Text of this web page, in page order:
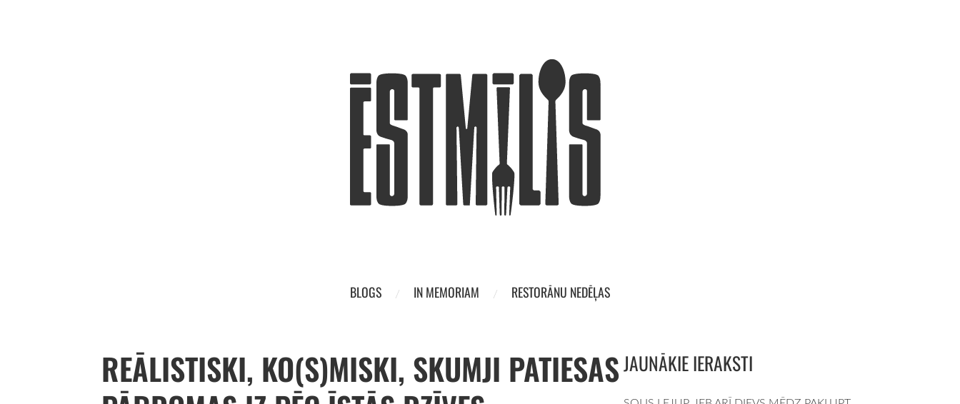
BLOGS IN MEMORIAM RESTORĀNU NEDĒĻAS
JAUNĀKIE IERAKSTI
REĀLISTISKI, KO(S)MISKI, SKUMJI PATIESAS